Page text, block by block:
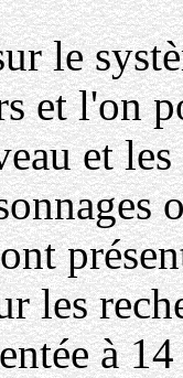
le
et l'on
et
les
à